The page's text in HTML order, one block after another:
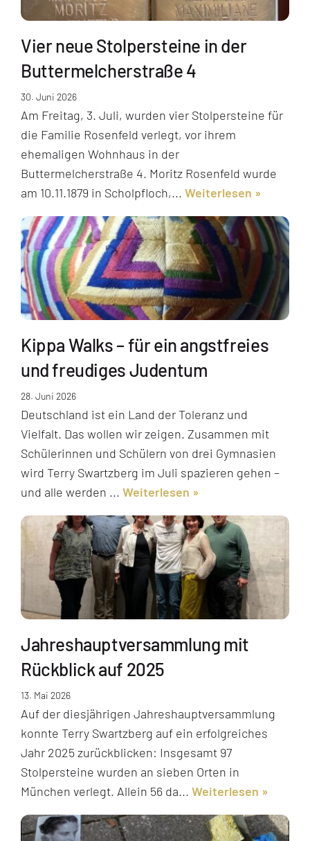
Vier neue Stolpersteine in der
Buttermelcherstraße 4
30. Juni 2026
Am Freitag, 3. Juli, wurden vier Stolpersteine für
die Familie Rosenfeld verlegt, vor ihrem
ehemaligen Wohnhaus in der
Buttermelcherstraße 4. Moritz Rosenfeld wurde
am 10.11.1879 in Scholpfloch,... Weiterlesen
Kippa Walks – für ein angstfreies
und freudiges Judentum
28. Juni 2026
Deutschland ist ein Land der Toleranz und
Vielfalt. Das wollen wir zeigen. Zusammen mit
Schülerinnen und Schülern von drei Gymnasien
wird Terry Swartzberg im Juli spazieren gehen –
und alle werden ... Weiterlesen
Jahreshauptversammlung mit
Rückblick auf 2025
13. Mai 2026
Auf der diesjährigen Jahreshauptversammlung
konnte Terry Swartzberg auf ein erfolgreiches
Jahr 2025 zurückblicken: Insgesamt 97
Stolpersteine wurden an sieben Orten in
München verlegt. Allein 56 da... Weiterlesen